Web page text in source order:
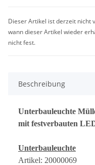
Dieser Artikel ist derzeit nicht
wann dieser Artikel wieder
nicht fest.
Beschreibung
Unterbauleuchte
mit festverbauten
Unterbauleuchte
Artikel: 20000069